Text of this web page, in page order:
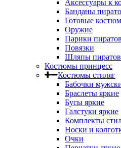
Аксессуары к
Банданы
Готовые
Оружие
Парики пиратов
Повязки
Шляпы пиратов
Костюмы принцесс
Костюмы стиляг
Бабочки
Браслеты яркие
Бусы яркие
Галстуки яркие
Комплекты
Носки и
Очки